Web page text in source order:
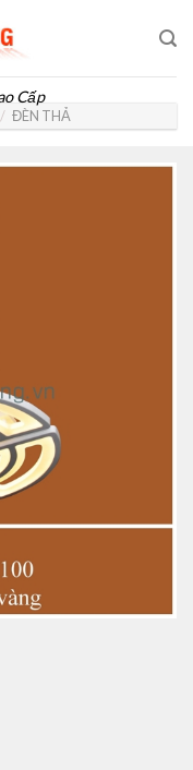
Cấp
/ ĐÈN THẢ